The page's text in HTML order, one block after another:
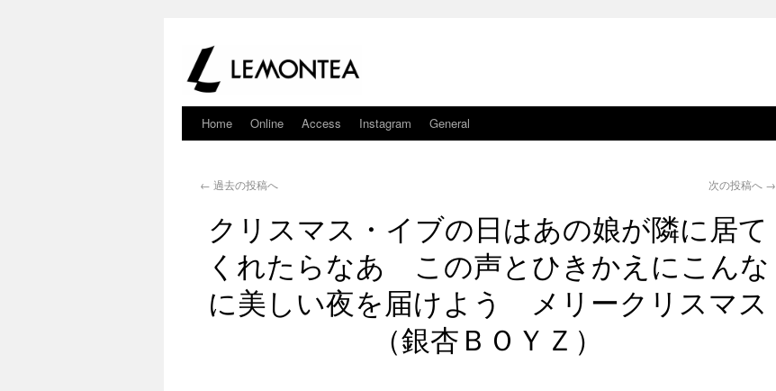
Home Online Access Instagram General
← 過去の投稿へ 次の投稿へ →
クリスマス・イブの日はあの娘が隣に居て
くれたらなあ この声とひきかえにこんな
に美しい夜を届けよう メリークリスマス
（銀杏ＢＯＹＺ）